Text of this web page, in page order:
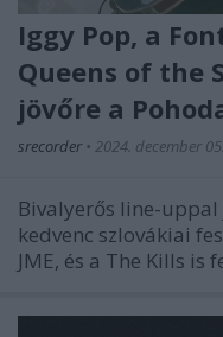
Iggy Pop, a
Queens of the
jövőre a
srecorder • 2024. december 05.
Bivalyerős line-
kedvenc szlovákiai
JME, és a The Kills is